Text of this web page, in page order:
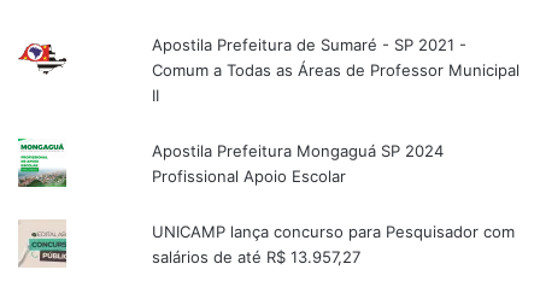
Apostila Prefeitura de Sumaré - SP 2021 -
Comum a Todas as Áreas de Professor Municipal
II
Apostila Prefeitura Mongaguá SP 2024
Profissional Apoio Escolar
UNICAMP lança concurso para Pesquisador com
salários de até R$ 13.957,27